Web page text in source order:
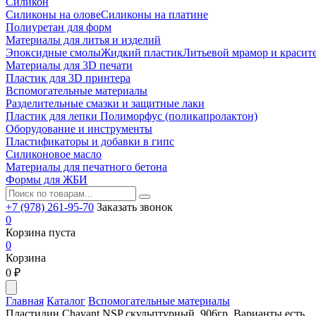
Силиконы на оловеСиликоны на платине
Полиуретан для форм
Материалы для литья и изделий
Эпоксидные смолыЖидкий пластикЛитьевой мрамор и
Материалы для 3D печати
Пластик для 3D принтера
Вспомогательные материалы
Разделительные смазки и защитные лаки
Пластик для лепки Полиморфус (поликапролактон)
Оборудование и инструменты
Пластификаторы и добавки в гипс
Силиконовое масло
Материалы для печатного бетона
Формы для ЖБИ
+7 (978) 261-95-70 Заказать звонок
0
Корзина пуста
0
Корзина
0 ₽
Главная Каталог Вспомогательные материалы
Пластилин Chavant NSP скульптурный, 906гр. Варианты есть